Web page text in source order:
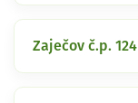
Zaječov č.p. 124